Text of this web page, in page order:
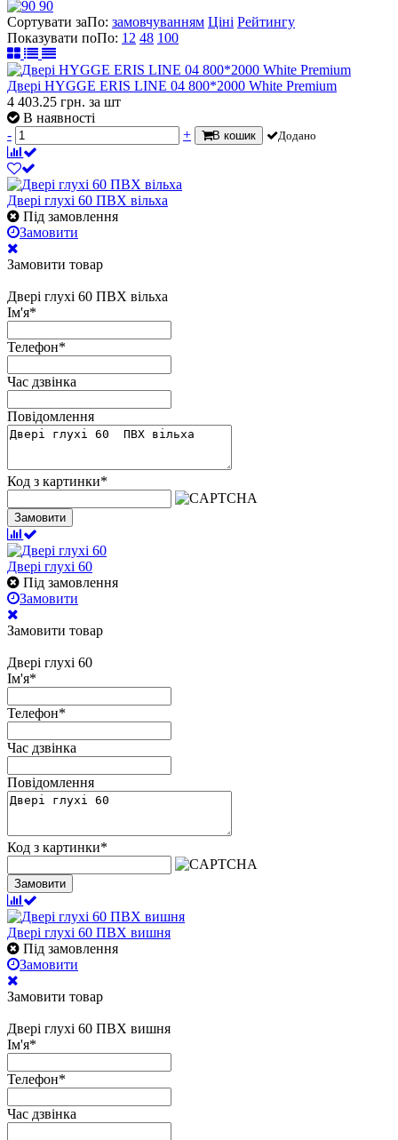
90
Сортувати заПо: замовчуванням Ціні Рейтингу
Показувати поПо: 12 48 100
Двері HYGGE ERIS LINE 04 800*2000 White Premium
4 403.25 грн. за шт
В наявності
-
+ В кошик Додано
Двері глухі 60 ПВХ вільха
Під замовлення
Замовити
Замовити товар
Двері глухі 60 ПВХ вільха
Ім'я*
Телефон*
Час дзвінка
Повідомлення
Код з картинки*
Замовити
Двері глухі 60
Під замовлення
Замовити
Замовити товар
Двері глухі 60
Ім'я*
Телефон*
Час дзвінка
Повідомлення
Код з картинки*
Замовити
Двері глухі 60 ПВХ вишня
Під замовлення
Замовити
Замовити товар
Двері глухі 60 ПВХ вишня
Ім'я*
Телефон*
Час дзвінка